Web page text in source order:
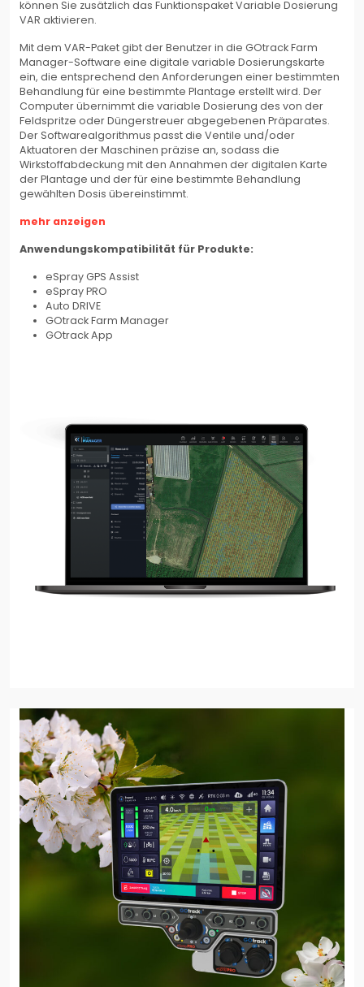
können Sie zusätzlich das Funktionspaket Variable Dosierung
VAR aktivieren.
Mit dem VAR-Paket gibt der Benutzer in die GOtrack Farm
Manager-Software eine digitale variable Dosierungskarte
ein, die entsprechend den Anforderungen einer bestimmten
Behandlung für eine bestimmte Plantage erstellt wird. Der
Computer übernimmt die variable Dosierung des von der
Feldspritze oder Düngerstreuer abgegebenen Präparates.
Der Softwarealgorithmus passt die Ventile und/oder
Aktuatoren der Maschinen präzise an, sodass die
Wirkstoffabdeckung mit den Annahmen der digitalen Karte
der Plantage und der für eine bestimmte Behandlung
gewählten Dosis übereinstimmt.
mehr anzeigen
Anwendungskompatibilität für Produkte:
eSpray GPS Assist
eSpray PRO
Auto DRIVE
GOtrack Farm Manager
GOtrack App